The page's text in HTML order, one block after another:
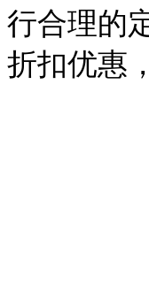
行合理的
折扣优惠